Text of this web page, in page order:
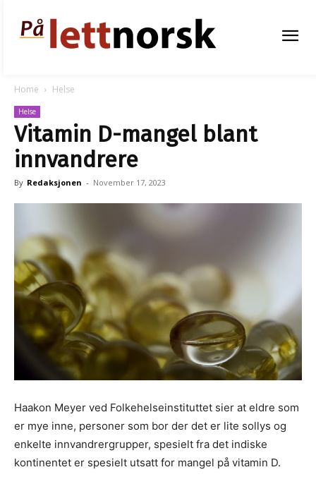
Home Helse
Helse
Vitamin D-mangel blant
innvandrere
By Redaksjonen - November 17, 2023
Haakon Meyer ved Folkehelseinstituttet sier at eldre som
er mye inne, personer som bor der det er lite sollys og
enkelte innvandrergrupper, spesielt fra det indiske
kontinentet er spesielt utsatt for mangel på vitamin D.